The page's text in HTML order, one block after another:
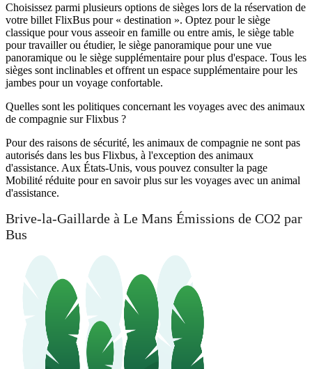
Choisissez parmi plusieurs options de sièges lors de la réservation de
votre billet FlixBus pour « destination ». Optez pour le siège
classique pour vous asseoir en famille ou entre amis, le siège table
pour travailler ou étudier, le siège panoramique pour une vue
panoramique ou le siège supplémentaire pour plus d'espace. Tous les
sièges sont inclinables et offrent un espace supplémentaire pour les
jambes pour un voyage confortable.
Quelles sont les politiques concernant les voyages avec des animaux
de compagnie sur Flixbus ?
Pour des raisons de sécurité, les animaux de compagnie ne sont pas
autorisés dans les bus Flixbus, à l'exception des animaux
d'assistance. Aux États-Unis, vous pouvez consulter la page
Mobilité réduite pour en savoir plus sur les voyages avec un animal
d'assistance.
Brive-la-Gaillarde à Le Mans Émissions de CO2 par
Bus